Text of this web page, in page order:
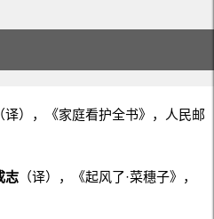
（译），《家庭看护全书》，人民邮
志 （译），《起风了·菜穗子》，